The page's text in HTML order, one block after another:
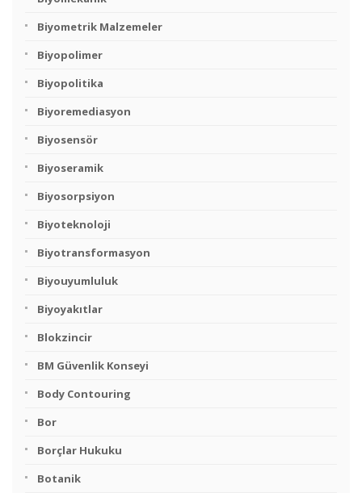
Biyometrik Malzemeler
Biyopolimer
Biyopolitika
Biyoremediasyon
Biyosensör
Biyoseramik
Biyosorpsiyon
Biyoteknoloji
Biyotransformasyon
Biyouyumluluk
Biyoyakıtlar
Blokzincir
BM Güvenlik Konseyi
Body Contouring
Bor
Borçlar Hukuku
Botanik